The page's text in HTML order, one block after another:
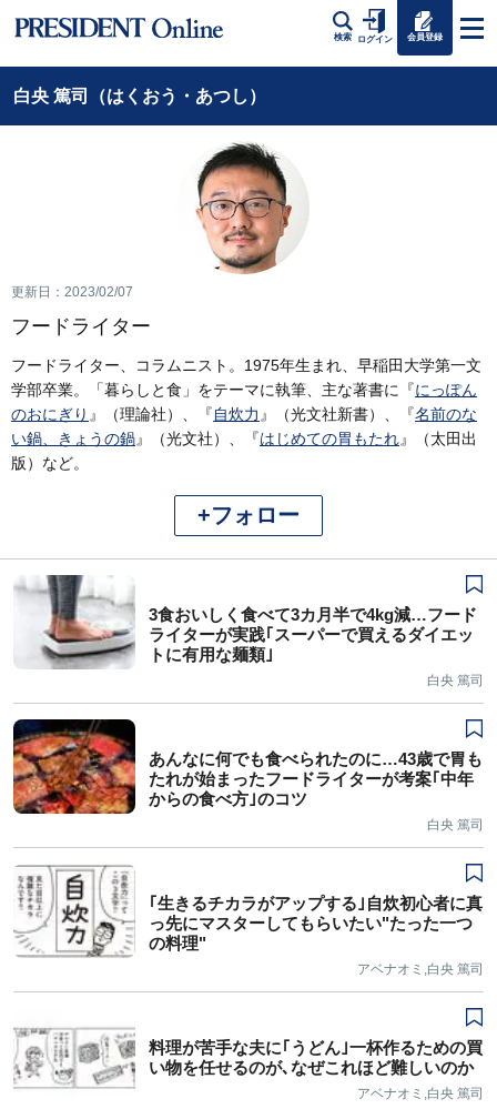
検索 ログイン 会員登録
白央 篤司（はくおう・あつし）
更新日：2023/02/07
フードライター
フードライター、コラムニスト。1975年生まれ、早稲田大学第一文
学部卒業。「暮らしと食」をテーマに執筆、主な著書に『にっぽん
のおにぎり 』（理論社）、『自炊力 』（光文社新書）、『名前のな
い鍋、きょうの鍋』（光文社）、『はじめての胃もたれ』（太田出
版）など。
+フォロー
3食おいしく食べて3カ月半で4kg減…フード
ライターが実践｢スーパーで買えるダイエッ
トに有用な麺類｣
白央 篤司
あんなに何でも食べられたのに…43歳で胃も
たれが始まったフードライターが考案｢中年
からの食べ方｣のコツ
白央 篤司
｢生きるチカラがアップする｣自炊初心者に真
っ先にマスターしてもらいたい"たった一つ
の料理"
アベナオミ,白央 篤司
料理が苦手な夫に｢うどん｣一杯作るための買
い物を任せるのが､なぜこれほど難しいのか
アベナオミ,白央 篤司